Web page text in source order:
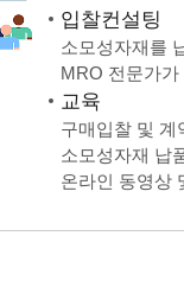
입찰컨설팅
소모성자재를
MRO 전문가가
교육
구매입찰 및 계
소모성자재 납
온라인 동영상